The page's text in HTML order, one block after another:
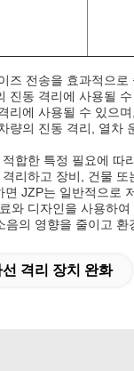
즈 전송을 효과적으
진동 격리에 사용될
리에 사용될 수 있으
량의 진동 격리, 열차
합한 특정 필요에 따
리하고 장비, 건물
JZP는 일반적으로
와 디자인을 사용하
의 영향을 줄이고 환
선 격리 장치 완화